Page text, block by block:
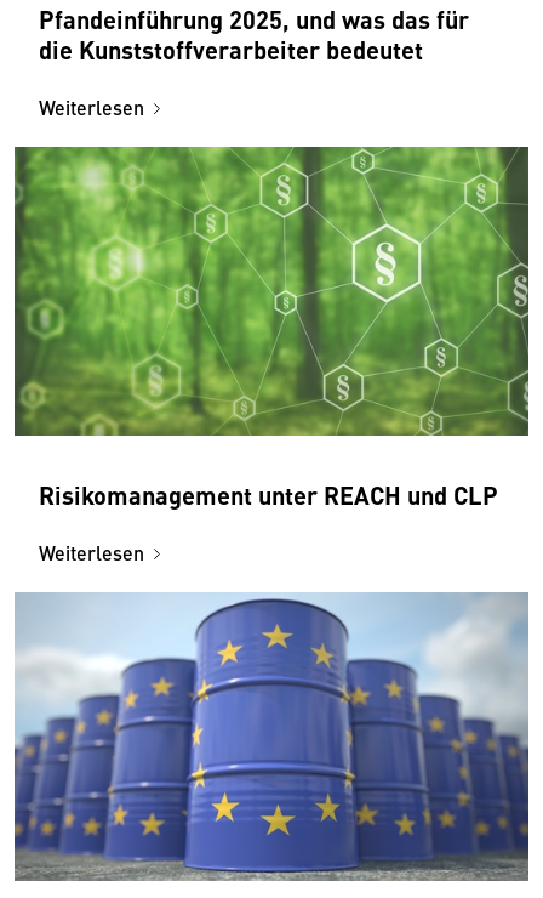
Pfandeinführung 2025, und was das für
die Kunststoffverarbeiter bedeutet
Weiterlesen
Risikomanagement unter REACH und CLP
Weiterlesen